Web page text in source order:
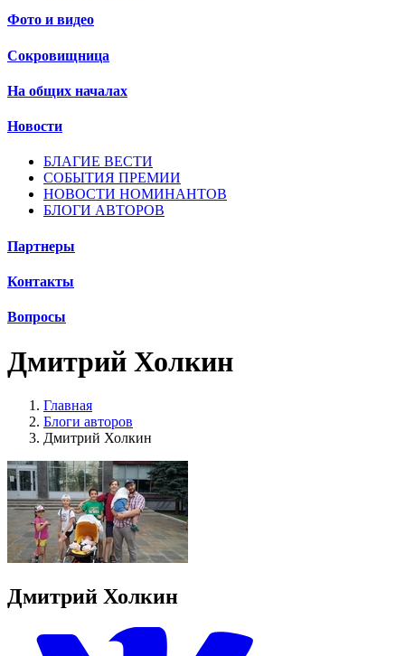
Фото и видео
Сокровищница
На общих началах
Новости
БЛАГИЕ ВЕСТИ
СОБЫТИЯ ПРЕМИИ
НОВОСТИ НОМИНАНТОВ
БЛОГИ АВТОРОВ
Партнеры
Контакты
Вопросы
Дмитрий Холкин
Главная
Блоги авторов
Дмитрий Холкин
Дмитрий Холкин